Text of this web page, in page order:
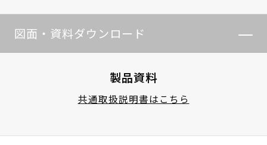
図面・資料ダウンロード
製品資料
共通取扱説明書はこちら